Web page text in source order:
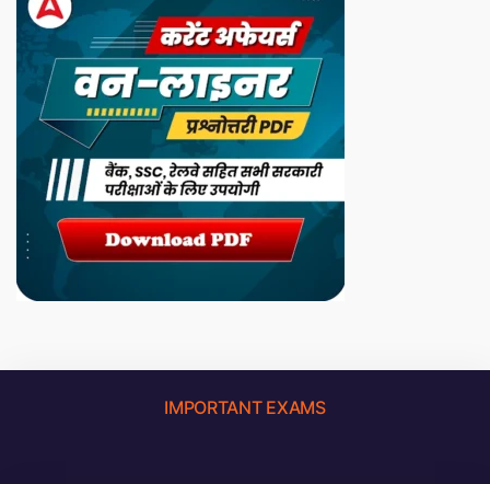
IMPORTANT EXAMS